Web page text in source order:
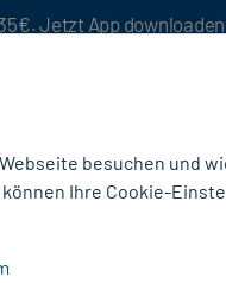
Jetzt App downloaden
besuchen und
Ihre Cookie-